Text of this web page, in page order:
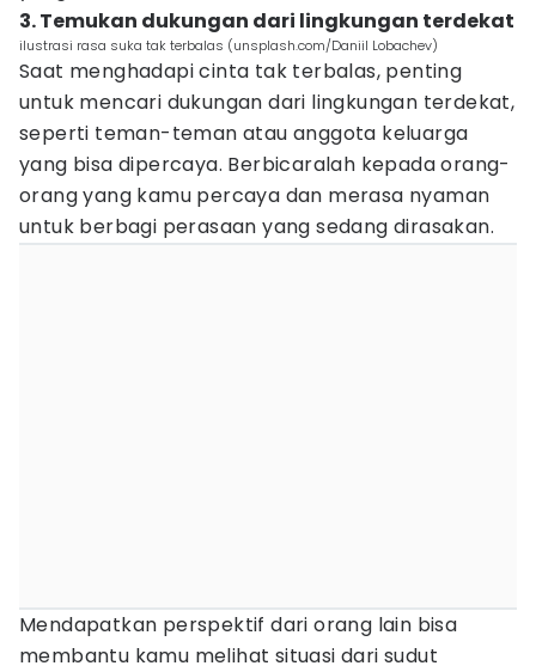
3. Temukan dukungan dari lingkungan terdekat
ilustrasi rasa suka tak terbalas (unsplash.com/Daniil Lobachev)
Saat menghadapi cinta tak terbalas, penting
untuk mencari dukungan dari lingkungan terdekat,
seperti teman-teman atau anggota keluarga
yang bisa dipercaya. Berbicaralah kepada orang-
orang yang kamu percaya dan merasa nyaman
untuk berbagi perasaan yang sedang dirasakan.
Mendapatkan perspektif dari orang lain bisa
membantu kamu melihat situasi dari sudut